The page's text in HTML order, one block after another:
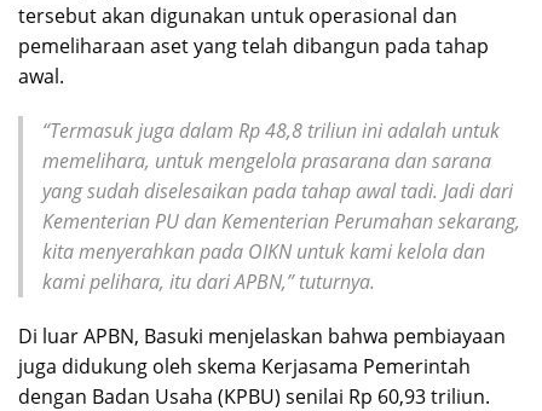
tersebut akan digunakan untuk operasional dan
pemeliharaan aset yang telah dibangun pada tahap
awal.
“Termasuk juga dalam Rp 48,8 triliun ini adalah untuk
memelihara, untuk mengelola prasarana dan sarana
yang sudah diselesaikan pada tahap awal tadi. Jadi dari
Kementerian PU dan Kementerian Perumahan sekarang,
kita menyerahkan pada OIKN untuk kami kelola dan
kami pelihara, itu dari APBN,” tuturnya.
Di luar APBN, Basuki menjelaskan bahwa pembiayaan
juga didukung oleh skema Kerjasama Pemerintah
dengan Badan Usaha (KPBU) senilai Rp 60,93 triliun.